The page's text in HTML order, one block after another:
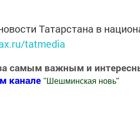
Татарстана в
tatmedia
самым важным и
канале " Шешминская новь"